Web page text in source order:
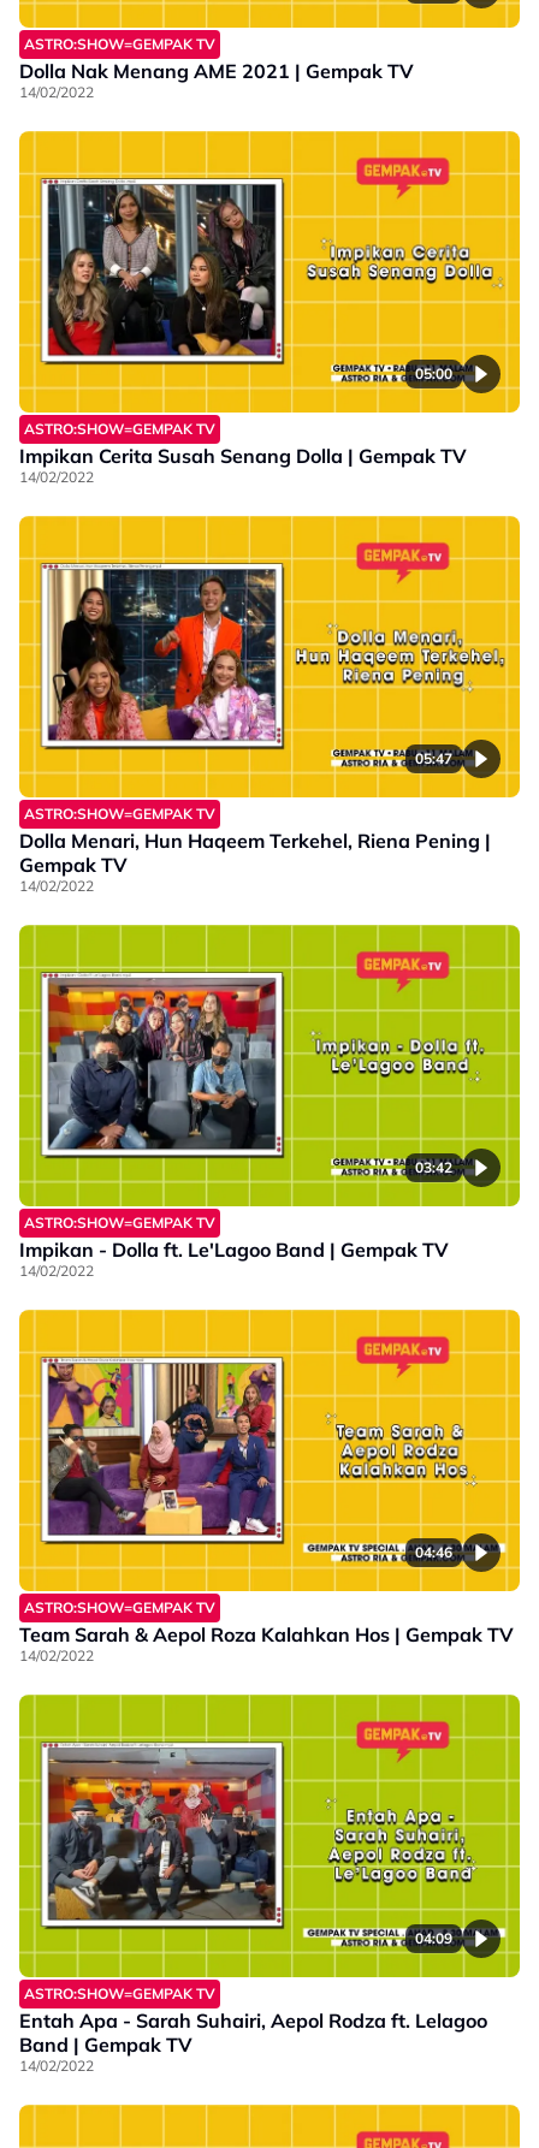
ASTRO:SHOW=GEMPAK TV
Dolla Nak Menang AME 2021 | Gempak TV
14/02/2022
05:00
ASTRO:SHOW=GEMPAK TV
Impikan Cerita Susah Senang Dolla | Gempak TV
14/02/2022
05:47
ASTRO:SHOW=GEMPAK TV
Dolla Menari, Hun Haqeem Terkehel, Riena Pening |
Gempak TV
14/02/2022
03:42
ASTRO:SHOW=GEMPAK TV
Impikan - Dolla ft. Le'Lagoo Band | Gempak TV
14/02/2022
04:46
ASTRO:SHOW=GEMPAK TV
Team Sarah & Aepol Roza Kalahkan Hos | Gempak TV
14/02/2022
04:09
ASTRO:SHOW=GEMPAK TV
Entah Apa - Sarah Suhairi, Aepol Rodza ft. Lelagoo
Band | Gempak TV
14/02/2022